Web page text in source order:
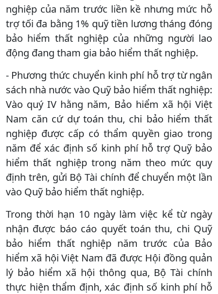
nghiệp của năm trước liền kề nhưng mức hỗ
trợ tối đa bằng 1% quỹ tiền lương tháng đóng
bảo hiểm thất nghiệp của những người lao
động đang tham gia bảo hiểm thất nghiệp.
- Phương thức chuyển kinh phí hỗ trợ từ ngân
sách nhà nước vào Quỹ bảo hiểm thất nghiệp:
Vào quý IV hằng năm, Bảo hiểm xã hội Việt
Nam căn cứ dự toán thu, chi bảo hiểm thất
nghiệp được cấp có thẩm quyền giao trong
năm để xác định số kinh phí hỗ trợ Quỹ bảo
hiểm thất nghiệp trong năm theo mức quy
định trên, gửi Bộ Tài chính để chuyển một lần
vào Quỹ bảo hiểm thất nghiệp.
Trong thời hạn 10 ngày làm việc kể từ ngày
nhận được báo cáo quyết toán thu, chi Quỹ
bảo hiểm thất nghiệp năm trước của Bảo
hiểm xã hội Việt Nam đã được Hội đồng quản
lý bảo hiểm xã hội thông qua, Bộ Tài chính
thực hiện thẩm định, xác định số kinh phí hỗ